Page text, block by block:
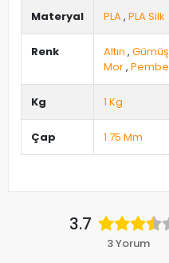
Materyal PLA, PLA Silk
Renk Altın , Gümüş
Mor, Pembe
Kg 1 Kg
Çap 1.75 Mm
3.7
3 Yorum